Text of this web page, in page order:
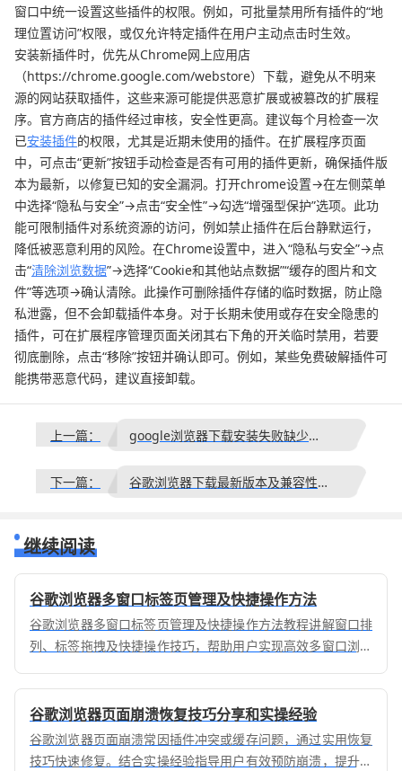
窗口中统一设置这些插件的权限。例如，可批量禁用所有插件的“地
理位置访问”权限，或仅允许特定插件在用户主动点击时生效。
安装新插件时，优先从Chrome网上应用店
（https://chrome.google.com/webstore）下载，避免从不明来
源的网站获取插件，这些来源可能提供恶意扩展或被篡改的扩展程
序。官方商店的插件经过审核，安全性更高。建议每个月检查一次
已安装插件的权限，尤其是近期未使用的插件。在扩展程序页面
中，可点击“更新”按钮手动检查是否有可用的插件更新，确保插件版
本为最新，以修复已知的安全漏洞。打开chrome设置→在左侧菜单
中选择“隐私与安全”→点击“安全性”→勾选“增强型保护”选项。此功
能可限制插件对系统资源的访问，例如禁止插件在后台静默运行，
降低被恶意利用的风险。在Chrome设置中，进入“隐私与安全”→点
击“清除浏览数据”→选择“Cookie和其他站点数据”“缓存的图片和文
件”等选项→确认清除。此操作可删除插件存储的临时数据，防止隐
私泄露，但不会卸载插件本身。对于长期未使用或存在安全隐患的
插件，可在扩展程序管理页面关闭其右下角的开关临时禁用，若要
彻底删除，点击“移除”按钮并确认即可。例如，某些免费破解插件可
能携带恶意代码，建议直接卸载。
上一篇： google浏览器下载安装失败缺少依赖文件的解决方案
下一篇： 谷歌浏览器下载最新版本及兼容性说明
继续阅读
谷歌浏览器多窗口标签页管理及快捷操作方法
谷歌浏览器多窗口标签页管理及快捷操作方法教程讲解窗口排
列、标签拖拽及快捷操作技巧，帮助用户实现高效多窗口浏览
谷歌浏览器页面崩溃恢复技巧分享和实操经验
谷歌浏览器页面崩溃常因插件冲突或缓存问题，通过实用恢复
技巧快速修复。结合实操经验指导用户有效预防崩溃，提升浏